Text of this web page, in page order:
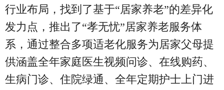
行业布局，找到了基于“居家养老”的差异化
发力点，推出了“孝无忧”居家养老服务体
系，通过整合多项适老化服务为居家父母提
供涵盖全年家庭医生视频问诊、在线购药、
生病门诊、住院绿通、全年定期护士上门进